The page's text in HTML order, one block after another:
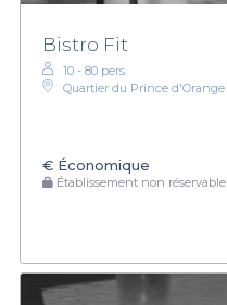
Bistro Fit
10 - 80 pers.
Quartier du Prince d'Orange
€ Économique
Établissement non réservable